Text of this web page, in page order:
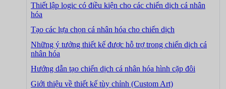
Thiết lập logic có điều kiện cho các chiến dịch cá nhân
hóa
Tạo các lựa chọn cá nhân hóa cho chiến dịch
Những ý tưởng thiết kế được hỗ trợ trong chiến dịch cá
nhân hóa
Hướng dẫn tạo chiến dịch cá nhân hóa hình cặp đôi
Giới thiệu về thiết kế tùy chỉnh (Custom Art)